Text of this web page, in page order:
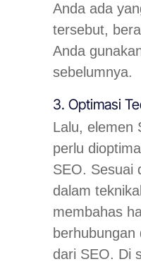
Anda ada
tersebut,
Anda
sebelumnya.
3. Optimasi
Lalu, elemen
perlu
SEO. Sesuai
dalam
membahas
dari SEO. Di